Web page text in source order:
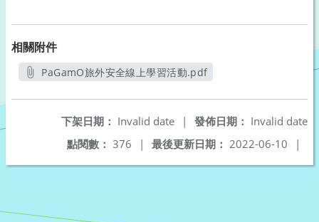
相關附件
PaGamO旅外安全線上學習活動.pdf
發佈日期： Invalid date
下架日期： Invalid date
|
最後更新日期： 2022-06-10 |
點閱數： 376 |